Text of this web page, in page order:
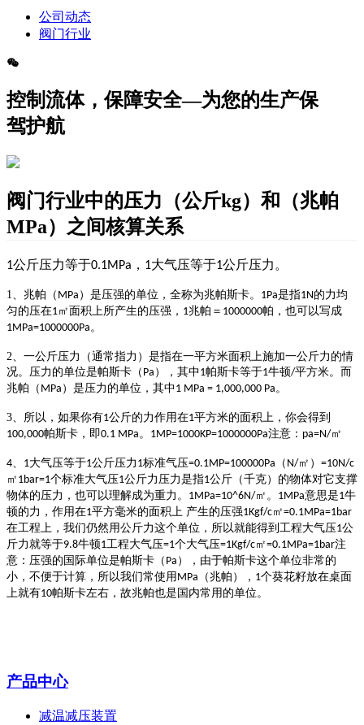
公司动态
阀门行业
控制流体，保障安全—为您的生产保
驾护航
阀门行业中的压力（公斤kg）和（兆帕
MPa）之间核算关系
1公斤压力等于0.1MPa ， 1大气压等于1公斤压力。
1、 兆帕（ MPa ）是压强的单位，全称为兆帕斯卡。 1Pa是指1N的力均
匀的压在1㎡面积上所产生的压强， 1兆帕＝ 1000000帕，也可以写成
1MPa=1000000Pa 。
2、 一公斤压力（通常指力）是指在一平方米面积上施加一公斤力的情
况。压力的单位是帕斯卡（ Pa ），其中1帕斯卡等于1牛顿/平方米。而
兆帕（ MPa ）是压力的单位，其中1 MPa = 1,000,000 Pa 。
3、 所以，如果你有1公斤的力作用在1平方米的面积上，你会得到
100,000帕斯卡，即0.1 MPa 。 1MP=1000KP=1000000Pa注意： pa=N/㎡
4 1大气压等于1公斤压力 1标准气压=0.1MP=100000Pa （ N/㎡） =10N/c
㎡ 1bar=1个标准大气压1公斤力压力是指1公斤（千克）的物体对它支撑
物体的压力，也可以理解成为重力。 1MPa=10^6N/㎡。 1MPa意思是1牛
顿的力，作用在1平方毫米的面积上 产生的压强1Kgf/c㎡=0.1MPa=1bar
在工程上，我们仍然用公斤力这个单位，所以就能得到工程大气压1公
斤力就等于9.8牛顿1工程大气压=1个大气压=1Kgf/c㎡=0.1MPa=1bar注
意：压强的国际单位是帕斯卡（ Pa ），由于帕斯卡这个单位非常的
小，不便于计算，所以我们常使用 MPa （兆帕）， 1个葵花籽放在桌面
上就有10帕斯卡左右，故兆帕也是国内常用的单位。
产品中心
减温减压装置